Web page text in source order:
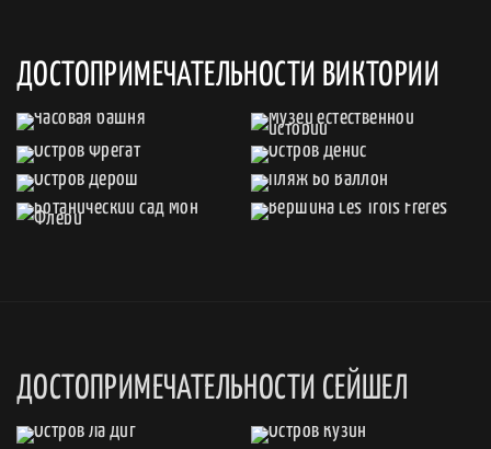
ДОСТОПРИМЕЧАТЕЛЬНОСТИ ВИКТОРИИ
ДОСТОПРИМЕЧАТЕЛЬНОСТИ СЕЙШЕЛ